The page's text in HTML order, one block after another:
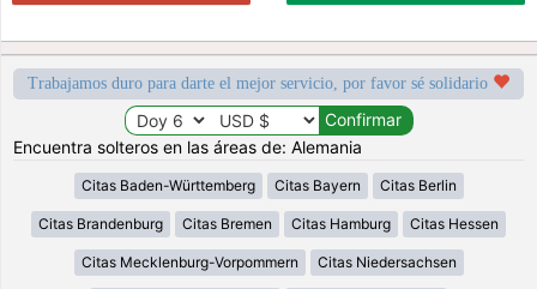
Trabajamos duro para darte el mejor servicio, por favor sé solidario
Encuentra solteros en las áreas de: Alemania
Citas Baden-Württemberg Citas Bayern Citas Berlin
Citas Brandenburg Citas Bremen Citas Hamburg Citas Hessen
Citas Mecklenburg-Vorpommern Citas Niedersachsen